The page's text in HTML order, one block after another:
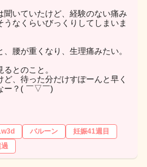
聞いていたけど、経験のない痛み
うなくらいびっくりしてしまいま
腰が重くなり、生理痛みたい。
とのこと。
、待った分だけすぽーんと早く
ー？( ￣▽￣)
バルーン
妊娠41週目